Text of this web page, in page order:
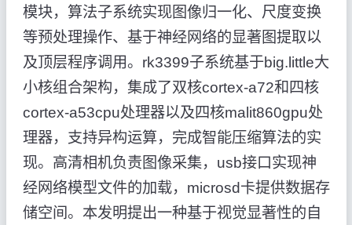
模块，算法子系统实现图像归一化、尺度变换
等预处理操作、基于神经网络的显著图提取以
及顶层程序调用。rk3399子系统基于big.little大
小核组合架构，集成了双核cortex-a72和四核
cortex-a53cpu处理器以及四核malit860gpu处
理器，支持异构运算，完成智能压缩算法的实
现。高清相机负责图像采集，usb接口实现神
经网络模型文件的加载，microsd卡提供数据存
储空间。本发明提出一种基于视觉显著性的自